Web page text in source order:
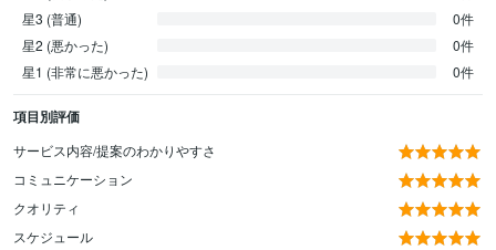
星3 (普通)
0件
星2 (悪かった)
0件
星1 (非常に悪かった)
0件
項目別評価
サービス内容/提案のわかりやすさ
コミュニケーション
クオリティ
スケジュール